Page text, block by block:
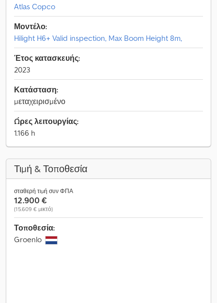
Atlas Copco
Μοντέλο:
Hilight H6+ Valid inspection, Max Boom Height 8m,
Έτος κατασκευής:
2023
Κατάσταση:
μεταχειρισμένο
Ώρες λειτουργίας:
1.166 h
Τιμή & Τοποθεσία
σταθερή τιμή συν ΦΠΑ
12.900 €
(15.609 € μικτό)
Τοποθεσία:
Groenlo